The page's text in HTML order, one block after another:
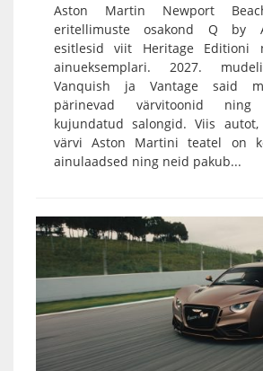
Aston Martin Newport
eritellimuste osakond Q by
esitlesid viit Heritage Editioni
ainueksemplari. 2027.
Vanquish ja Vantage said
pärinevad värvitoonid ning
kujundatud salongid. Viis
värvi Aston Martini teatel on
ainulaadsed ning neid pakub...